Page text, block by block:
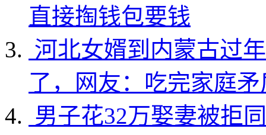
直接掏钱包要钱
河北女婿到内蒙古过
了，网友：吃完家庭
男子花32万娶妻被拒